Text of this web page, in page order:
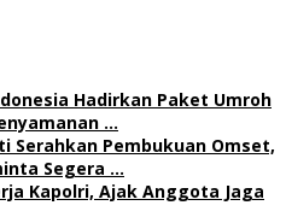
Hadirkan Paket Umroh
…
Serahkan Pembukuan Omset,
Segera …
Kapolri, Ajak Anggota Jaga